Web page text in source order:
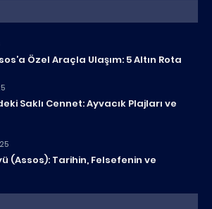
Özel Araçla Ulaşım: 5 Altın Rota
Saklı Cennet: Ayvacık Plajları ve
(Assos): Tarihin, Felsefenin ve